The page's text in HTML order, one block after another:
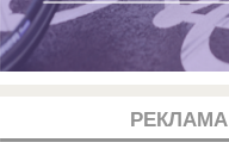
РЕКЛАМА